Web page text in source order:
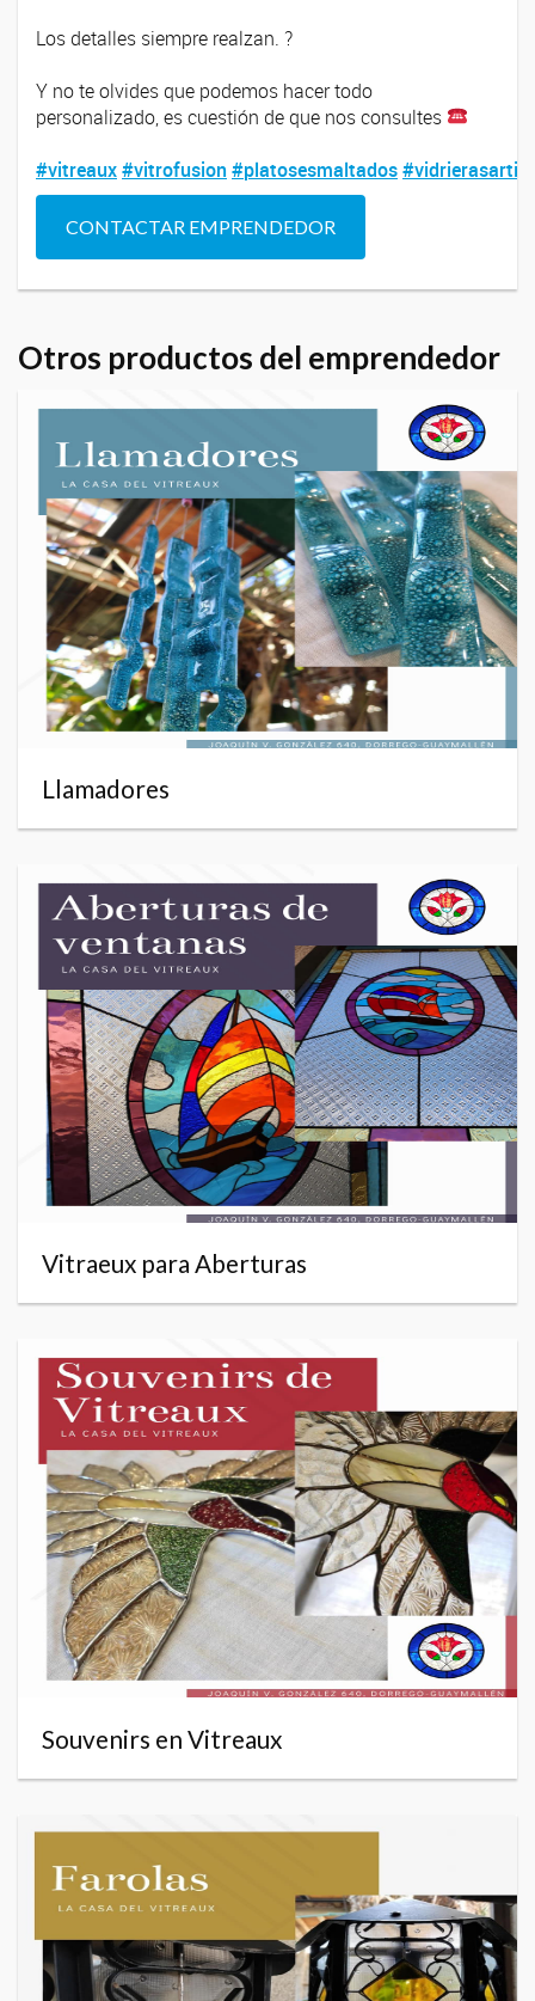
Los detalles siempre realzan. ?
Y no te olvides que podemos hacer todo
personalizado, es cuestión de que nos consultes
#vitreaux#vitrofusion#platosesmaltados#
CONTACTAR EMPRENDEDOR
Otros productos del emprendedor
Llamadores
Vitraeux para Aberturas
Souvenirs en Vitreaux